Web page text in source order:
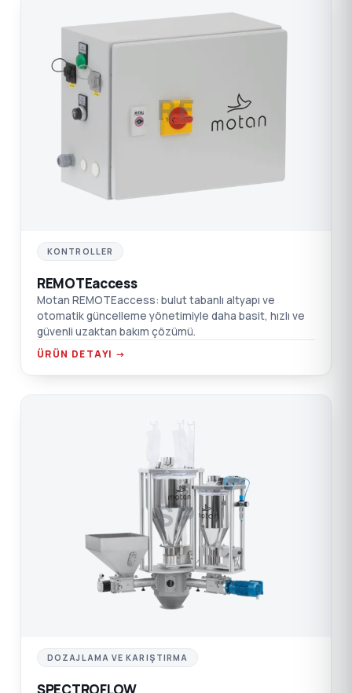
RE
KONTROLLER
REMOTEaccess
Motan REMOTEaccess: bulut tabanlı altyapı ve
otomatik güncelleme yönetimiyle daha basit, hızlı ve
güvenli uzaktan bakım çözümü.
ÜRÜN DETAYI →
SP
DOZAJLAMA VE KARIŞTIRMA